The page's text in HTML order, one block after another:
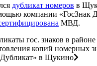
дубликат номеров в
компании «ГосЗнак
МВД.
гос. знаков в
копий номерных
в Щукино